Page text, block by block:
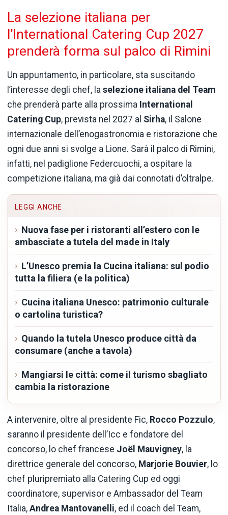
La selezione italiana per
l’International Catering Cup 2027
prenderà forma sul palco di Rimini
Un appuntamento, in particolare, sta suscitando
l’interesse degli chef, la selezione italiana del Team
che prenderà parte alla prossima International
Catering Cup, prevista nel 2027 al Sirha, il Salone
internazionale dell’enogastronomia e ristorazione che
ogni due anni si svolge a Lione. Sarà il palco di Rimini,
infatti, nel padiglione Federcuochi, a ospitare la
competizione italiana, ma già dai connotati d’oltralpe.
LEGGI ANCHE
Nuova fase per i ristoranti all’estero con le
ambasciate a tutela del made in Italy
L’Unesco premia la Cucina italiana: sul podio
tutta la filiera (e la politica)
Cucina italiana Unesco: patrimonio culturale
o cartolina turistica?
Quando la tutela Unesco produce città da
consumare (anche a tavola)
Mangiarsi le città: come il turismo sbagliato
cambia la ristorazione
A intervenire, oltre al presidente Fic, Rocco Pozzulo,
saranno il presidente dell’Icc e fondatore del
concorso, lo chef francese Joë l Mauvigney, la
direttrice generale del concorso, Marjorie Bouvier, lo
chef pluripremiato alla Catering Cup ed oggi
coordinatore, supervisor e Ambassador del Team
Italia, Andrea Mantovanelli, ed il coach del Team,